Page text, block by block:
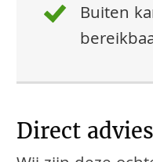
Buiten
Direct